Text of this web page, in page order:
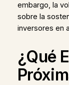
embargo, la
sobre la
inversores en
¿Qué